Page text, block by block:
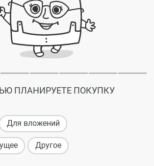
ПЛАНИРУЕТЕ ПОКУПКУ
Для вложений
Другое